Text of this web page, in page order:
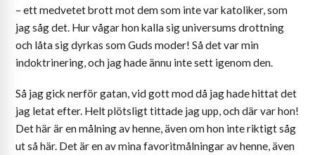
– ett medvetet brott mot dem som inte var katoliker, som
jag såg det. Hur vågar hon kalla sig universums drottning
och låta sig dyrkas som Guds moder! Så det var min
indoktrinering, och jag hade ännu inte sett igenom den.
Så jag gick nerför gatan, vid gott mod då jag hade hittat det
jag letat efter. Helt plötsligt tittade jag upp, och där var hon!
Det här är en målning av henne, även om hon inte riktigt såg
ut så här. Det är en av mina favoritmålningar av henne, även